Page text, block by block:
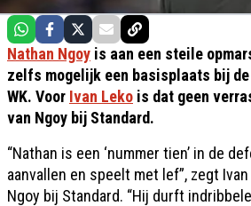
Nathan Ngoy is aan een steile
zelfs mogelijk een basisplaats bij
WK. Voor Ivan Leko is dat geen
van Ngoy bij Standard.
“Nathan is een ‘nummer tien’ in de
aanvallen en speelt met lef”, zegt
Ngoy bij Standard. “Hij durft